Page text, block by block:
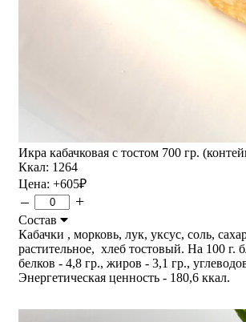
Икра кабачковая с тостом 700 гр.
Ккал: 1264
Цена: +605₽
– +
Состав
Кабачки , морковь, лук, уксус, соль,
растительное, хлеб тостовый. На 100 г.
белков - 4,8 гр., жиров - 3,1 гр.,
Энергетическая ценность - 180,6 ккал.